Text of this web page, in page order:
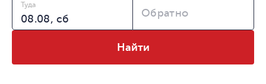
Туда
Обратно
Найти